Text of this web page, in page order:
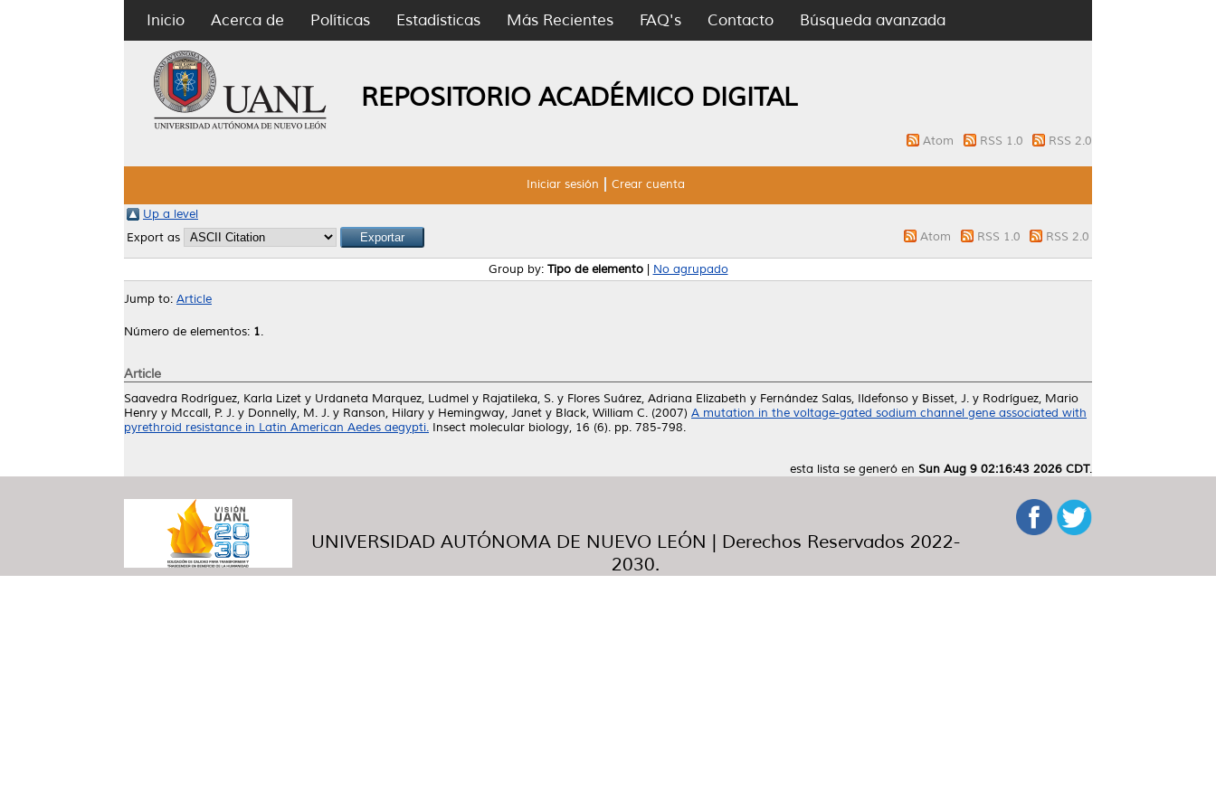
Inicio Acerca de Políticas Estadísticas Más Recientes FAQ's Contacto Búsqueda avanzada
REPOSITORIO ACADÉMICO DIGITAL
Atom RSS 1.0 RSS 2.0
Iniciar sesión Crear cuenta
Up a level
Export as
Atom RSS 1.0 RSS 2.0
Group by: Tipo de elemento| No agrupado
Jump to: Article
Número de elementos: 1.
Article
Saavedra Rodríguez, Karla Lizet y Urdaneta Marquez, Ludmel y Rajatileka, S. y Flores Suárez, Adriana Elizabeth y Fernández Salas, Ildefonso y Bisset, J. y Rodríguez, Mario
Henry y Mccall, P. J. y Donnelly, M. J. y Ranson, Hilary y Hemingway, Janet y Black, William C. (2007) A mutation in the voltage-gated sodium channel gene associated with
pyrethroid resistance in Latin American Aedes aegypti. Insect molecular biology, 16 (6). pp. 785-798.
esta lista se generó en Sun Aug 9 02:16:43 2026 CDT.
UNIVERSIDAD AUTÓNOMA DE NUEVO LEÓN | Derechos Reservados 2022-
2030.